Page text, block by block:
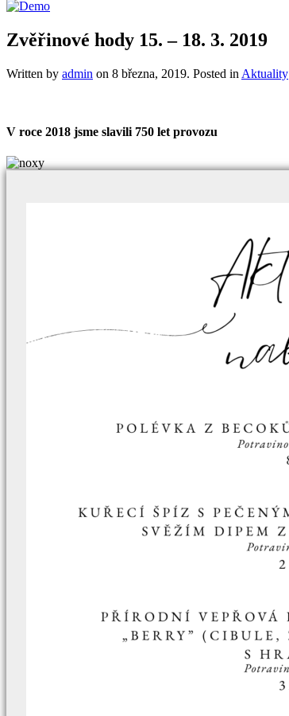
Zvěřinové hody 15. – 18. 3. 2019
Written by admin on 8 března, 2019. Posted in Aktuality
V roce 2018 jsme slavili 750 let provozu